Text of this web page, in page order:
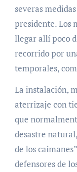
severas
presidente. Los
llegar allí poco
recorrido por
temporales,
La instalación,
aterrizaje con
que
desastre
de los
defensores de